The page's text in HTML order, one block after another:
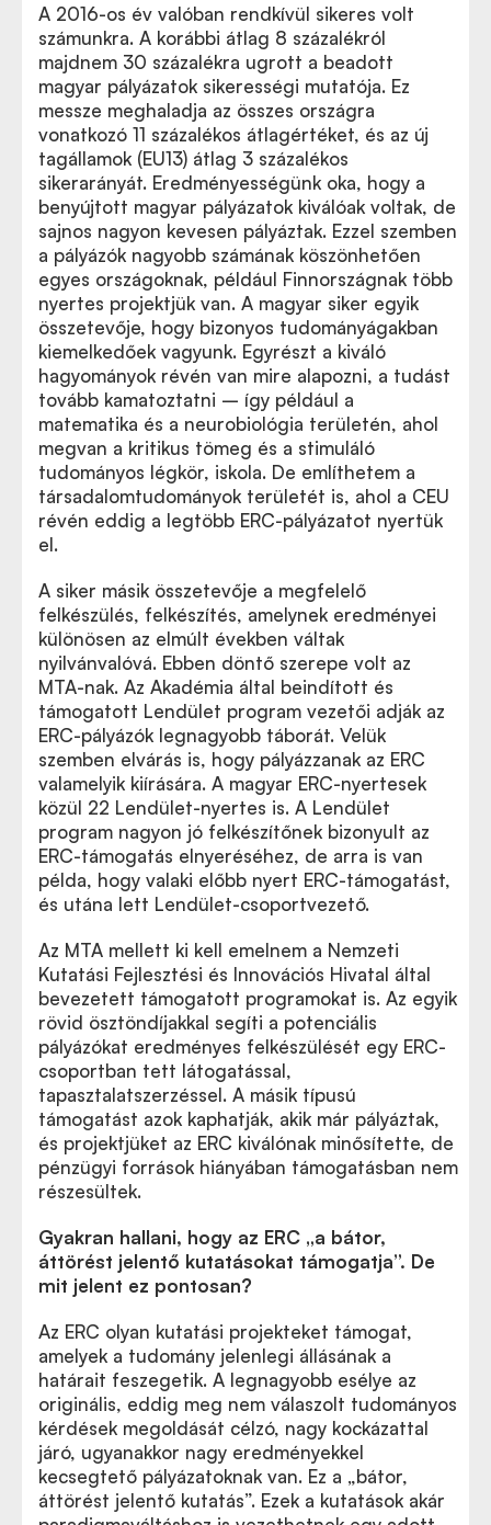
A 2016-os év valóban rendkívül sikeres volt
számunkra. A korábbi átlag 8 százalékról
majdnem 30 százalékra ugrott a beadott
magyar pályázatok sikerességi mutatója. Ez
messze meghaladja az összes országra
vonatkozó 11 százalékos átlagértéket, és az új
tagállamok (EU13) átlag 3 százalékos
sikerarányát. Eredményességünk oka, hogy a
benyújtott magyar pályázatok kiválóak voltak, de
sajnos nagyon kevesen pályáztak. Ezzel szemben
a pályázók nagyobb számának köszönhetően
egyes országoknak, például Finnországnak több
nyertes projektjük van. A magyar siker egyik
összetevője, hogy bizonyos tudományágakban
kiemelkedőek vagyunk. Egyrészt a kiváló
hagyományok révén van mire alapozni, a tudást
tovább kamatoztatni – így például a
matematika és a neurobiológia területén, ahol
megvan a kritikus tömeg és a stimuláló
tudományos légkör, iskola. De említhetem a
társadalomtudományok területét is, ahol a CEU
révén eddig a legtöbb ERC-pályázatot nyertük
el.
A siker másik összetevője a megfelelő
felkészülés, felkészítés, amelynek eredményei
különösen az elmúlt években váltak
nyilvánvalóvá. Ebben döntő szerepe volt az
MTA-nak. Az Akadémia által beindított és
támogatott Lendület program vezetői adják az
ERC-pályázók legnagyobb táborát. Velük
szemben elvárás is, hogy pályázzanak az ERC
valamelyik kiírására. A magyar ERC-nyertesek
közül 22 Lendület-nyertes is. A Lendület
program nagyon jó felkészítőnek bizonyult az
ERC-támogatás elnyeréséhez, de arra is van
példa, hogy valaki előbb nyert ERC-támogatást,
és utána lett Lendület-csoportvezető.
Az MTA mellett ki kell emelnem a Nemzeti
Kutatási Fejlesztési és Innovációs Hivatal által
bevezetett támogatott programokat is. Az egyik
rövid ösztöndíjakkal segíti a potenciális
pályázókat eredményes felkészülését egy ERC-
csoportban tett látogatással,
tapasztalatszerzéssel. A másik típusú
támogatást azok kaphatják, akik már pályáztak,
és projektjüket az ERC kiválónak minősítette, de
pénzügyi források hiányában támogatásban nem
részesültek.
Gyakran hallani, hogy az ERC „a bátor,
áttörést jelentő kutatásokat támogatja”. De
mit jelent ez pontosan?
Az ERC olyan kutatási projekteket támogat,
amelyek a tudomány jelenlegi állásának a
határait feszegetik. A legnagyobb esélye az
originális, eddig meg nem válaszolt tudományos
kérdések megoldását célzó, nagy kockázattal
járó, ugyanakkor nagy eredményekkel
kecsegtető pályázatoknak van. Ez a „bátor,
áttörést jelentő kutatás”. Ezek a kutatások akár